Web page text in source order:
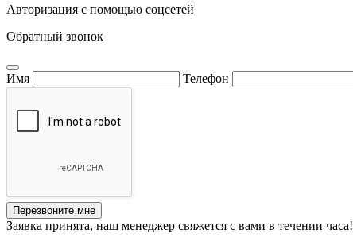
Авторизация с помощью соцсетей
Обратный звонок
Имя Телефон
Перезвоните мне
Заявка принята, наш менеджер свяжется с вами в течении часа!